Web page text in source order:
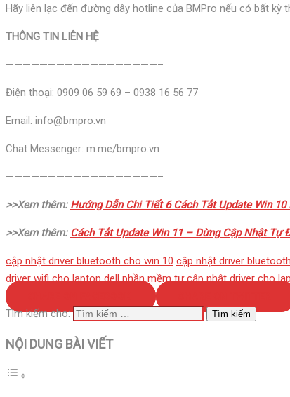
Hãy liên lạc đến đường dây hotline của BMPro nếu có bất kỳ
THÔNG TIN LIÊN HỆ
——————————————————–
Điện thoại: 0909 06 59 69 – 0938 16 56 77
Email: info@bmpro.vn
Chat Messenger: m.me/bmpro.vn
——————————————————–
>>Xem thêm: Hướng Dẫn Chi Tiết 6 Cách Tắt Update Win
>>Xem thêm: Cách Tắt Update Win 11 – Dừng Cập Nhật Tự
cập nhật driver bluetooth cho win 10 cập nhật driver
driver wifi cho laptop dell phần mềm tự cập nhật driver cho
Tìm kiếm cho:
NỘI DUNG BÀI VIẾT